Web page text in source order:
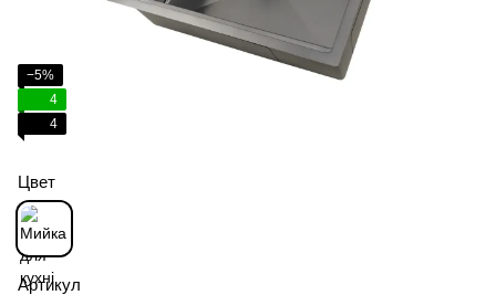
−5%
4
4
Цвет
Артикул